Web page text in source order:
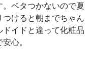
ベタつかないので夏
けると朝までちゃん
イドと違って化粧品
心。